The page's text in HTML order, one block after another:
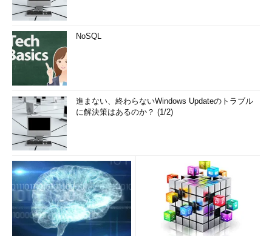
NoSQL
進まない、終わらないWindows Updateのトラブル
に解決策はあるのか？ (1/2)